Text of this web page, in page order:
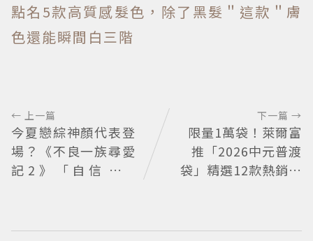
點名5款高質感髮色，除了黑髮＂這款＂膚
色還能瞬間白三階
← 上一篇
今夏戀綜神顏代表登
場？《不良一族尋愛
記2》「自信公關
闆
下一篇 →
限量1萬袋！萊爾富
推「2026中元普渡
袋」精選12款熱銷商